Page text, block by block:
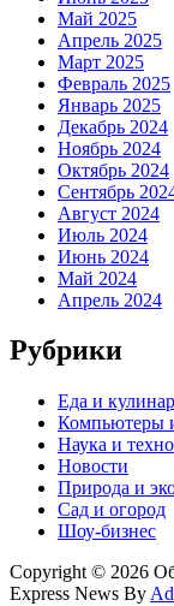
Май 2025
Апрель 2025
Март 2025
Февраль 2025
Январь 2025
Декабрь 2024
Ноябрь 2024
Октябрь 2024
Сентябрь
Август 2024
Июль 2024
Июнь 2024
Май 2024
Апрель 2024
Рубрики
Еда и
Компьютеры
Наука и
Новости
Природа и
Сад и огород
Шоу-бизнес
Copyright © 2026
Express News By